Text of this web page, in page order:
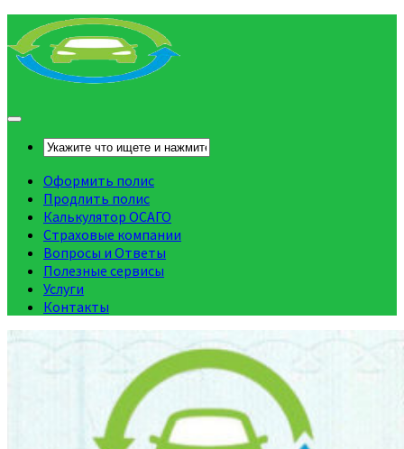
Оформить полис
Продлить полис
Калькулятор ОСАГО
Страховые компании
Вопросы и Ответы
Полезные сервисы
Услуги
Контакты